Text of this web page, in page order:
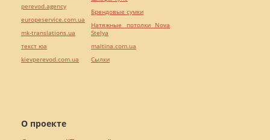
О проекте
perevod.agency
europeservice.com.ua
mk-translations.ua
текст юа
kievperevod.com.ua
Брендовые сумки
Натяжные потолки Nova
Stelya
maltina.com.ua
Cылки